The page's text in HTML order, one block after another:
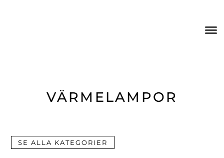
VÄRMELAMPOR
SE ALLA KATEGORIER